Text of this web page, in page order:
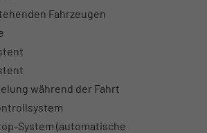
Fahrzeugen
während der Fahrt
System (automatische